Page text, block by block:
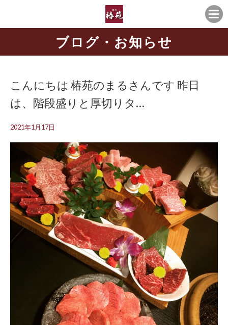
ブログ・お知らせ
こんにちは️ 椿苑のまるさんです 昨日
は、階段盛りと厚切りタ…
2021年1月17日